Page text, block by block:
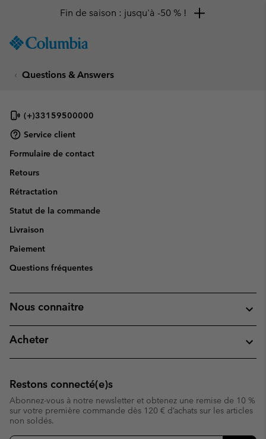
TO
SKIP
NAV
SKIP
SEARCH
Fin de saison : jusqu'à -50 % !
Questions & Answers
(+)33159500000
Service client
Formulaire de contact
Retours
Rétractation
Statut de la commande
Livraison
Paiement
Questions fréquentes
Nous connaitre
Acheter
Restons connecté(e)s
Abonnez-vous à notre newsletter et obtenez une remise de 10 %
sur votre première commande dès 120 € d’achats sur les articles
non soldés.